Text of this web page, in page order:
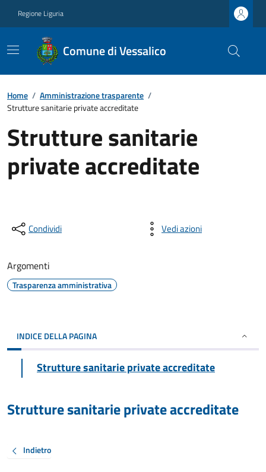
Regione Liguria
Comune di Vessalico
Home / Amministrazione trasparente /
Strutture sanitarie private accreditate
Strutture sanitarie
private accreditate
Condividi Vedi azioni
Argomenti
Trasparenza amministrativa
INDICE DELLA PAGINA
Strutture sanitarie private accreditate
Strutture sanitarie private accreditate
Indietro